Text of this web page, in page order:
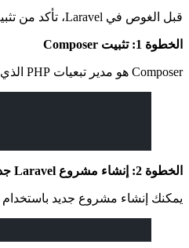
قبل الغوص في Laravel، تأكد من تثبيت
الخطوة 1: تثبيت Composer
Composer هو مدير تبعيات PHP الذي تحتاجه لإدارة إطار عمل Laravel.
الخطوة 2: إنشاء مشروع Laravel جديد
يمكنك إنشاء مشروع جديد باستخدام